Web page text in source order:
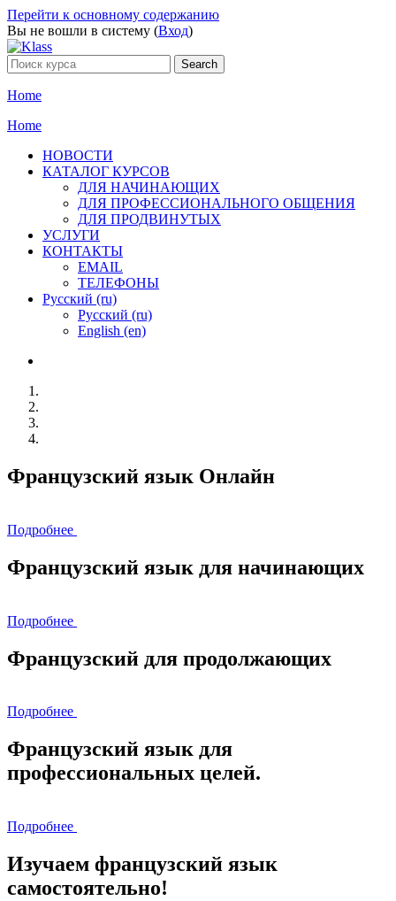
Перейти к основному содержанию
Вы не вошли в систему (Вход)
Home
Home
НОВОСТИ
КАТАЛОГ КУРСОВ
ДЛЯ НАЧИНАЮЩИХ
ДЛЯ ПРОФЕССИОНАЛЬНОГО ОБЩЕНИЯ
ДЛЯ ПРОДВИНУТЫХ
УСЛУГИ
КОНТАКТЫ
EMAIL
ТЕЛЕФОНЫ
Русский ‎(ru)‎
Русский ‎(ru)‎
English ‎(en)‎
Французский язык Онлайн
Подробнее
Французский язык для начинающих
Подробнее
Французский для продолжающих
Подробнее
Французский язык для
профессиональных целей.
Подробнее
Изучаем французский язык
самостоятельно!